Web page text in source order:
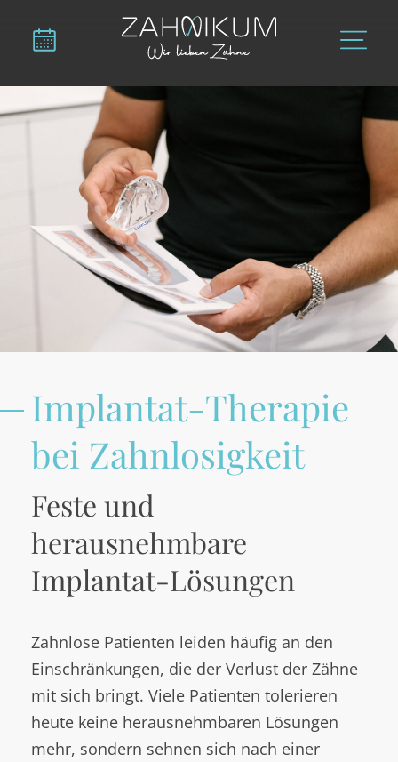
Implantat-Therapie
bei Zahnlosigkeit
Feste und
herausnehmbare
Implantat-Lösungen
Zahnlose Patienten leiden häufig an den
Einschränkungen, die der Verlust der Zähne
mit sich bringt. Viele Patienten tolerieren
heute keine herausnehmbaren Lösungen
mehr, sondern sehnen sich nach einer